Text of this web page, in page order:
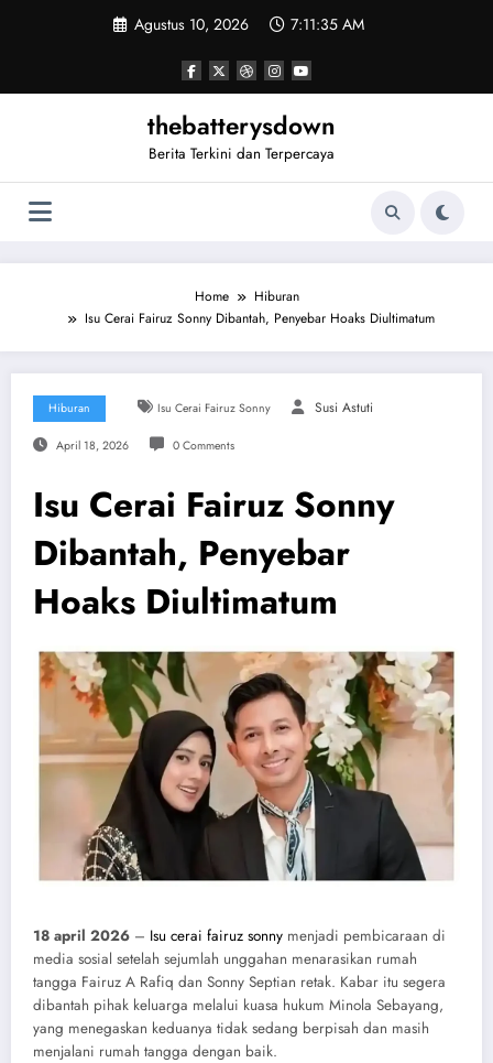
Agustus 10, 2026 7:11:35 AM
thebatterysdown
Berita Terkini dan Terpercaya
Home
Hiburan
Isu Cerai Fairuz Sonny Dibantah, Penyebar Hoaks Diultimatum
Hiburan Isu Cerai Fairuz Sonny Susi Astuti
April 18, 2026 0 Comments
Isu Cerai Fairuz Sonny
Dibantah, Penyebar
Hoaks Diultimatum
18 april 2026 – Isu cerai fairuz sonny menjadi pembicaraan di
media sosial setelah sejumlah unggahan menarasikan rumah
tangga Fairuz A Rafiq dan Sonny Septian retak. Kabar itu segera
dibantah pihak keluarga melalui kuasa hukum Minola Sebayang,
yang menegaskan keduanya tidak sedang berpisah dan masih
menjalani rumah tangga dengan baik.